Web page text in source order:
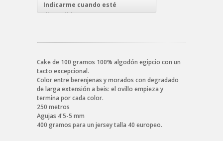
Indicarme cuando esté
disponible
Cake de 100 gramos 100% algodón egipcio con un
tacto excepcional.
Color entre berenjenas y morados con degradado
de larga extensión a beis: el ovillo empieza y
termina por cada color.
250 metros
Agujas 4'5-5 mm
400 gramos para un jersey talla 40 europeo.